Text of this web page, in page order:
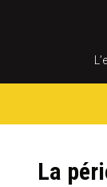
La